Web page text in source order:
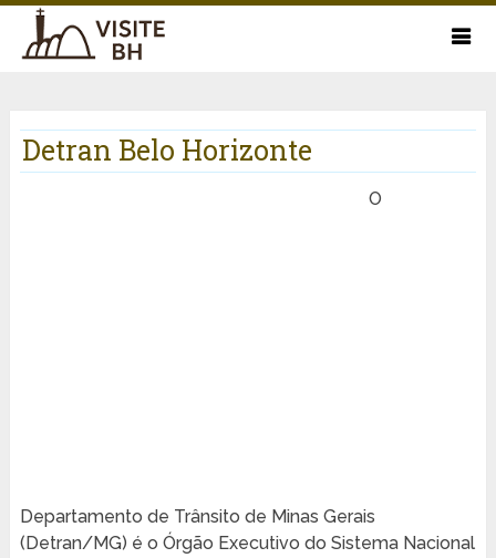
Detran Belo Horizonte
O
Departamento de Trânsito de Minas Gerais
(Detran/MG) é o Órgão Executivo do Sistema Nacional